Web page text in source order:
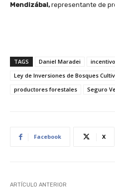
Mendizábal,representante de
TAGS Daniel Maradei
Ley de Inversiones de Bosques
productores forestales
Seguro
Facebook X
ARTÍCULO ANTERIOR